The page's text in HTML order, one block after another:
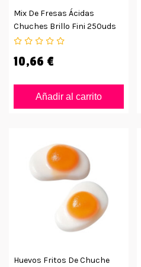
Mix De Fresas Ácidas
Chuches Brillo Fini 250uds
10,66 €
Añadir al carrito
Huevos Fritos De Chuche